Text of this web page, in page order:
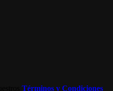
Términos y Condiciones